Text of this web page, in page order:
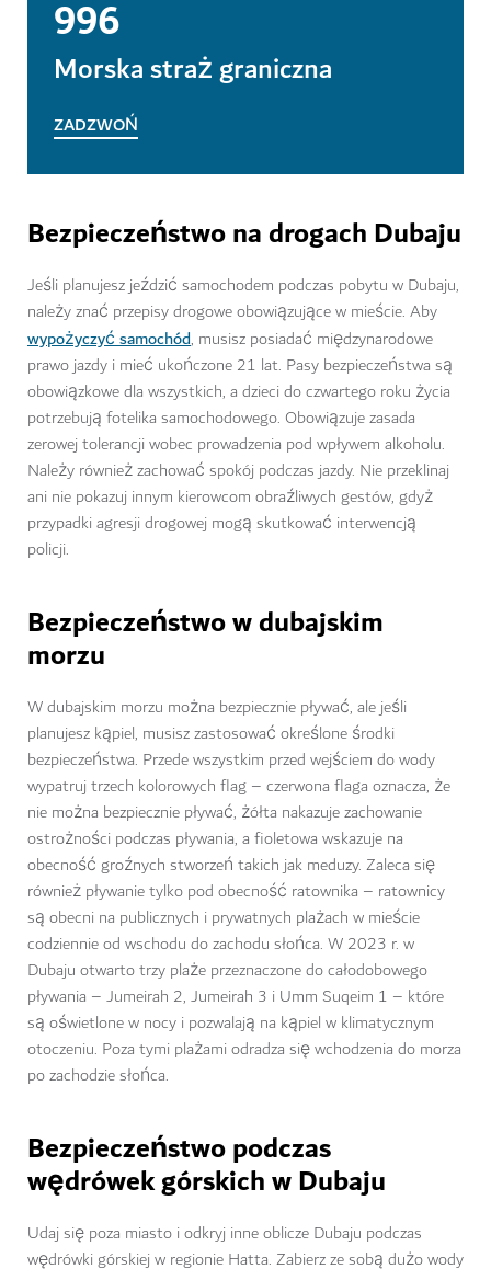
996
Morska straż graniczna
ZADZWOŃ
Bezpieczeństwo na drogach Dubaju
Jeśli planujesz jeździć samochodem podczas pobytu w Dubaju,
należy znać przepisy drogowe obowiązujące w mieście. Aby
wypożyczyć samochód, musisz posiadać międzynarodowe
prawo jazdy i mieć ukończone 21 lat. Pasy bezpieczeństwa są
obowiązkowe dla wszystkich, a dzieci do czwartego roku życia
potrzebują fotelika samochodowego. Obowiązuje zasada
zerowej tolerancji wobec prowadzenia pod wpływem alkoholu.
Należy również zachować spokój podczas jazdy. Nie przeklinaj
ani nie pokazuj innym kierowcom obraźliwych gestów, gdyż
przypadki agresji drogowej mogą skutkować interwencją
policji.
Bezpieczeństwo w dubajskim
morzu
W dubajskim morzu można bezpiecznie pływać, ale jeśli
planujesz kąpiel, musisz zastosować określone środki
bezpieczeństwa. Przede wszystkim przed wejściem do wody
wypatruj trzech kolorowych flag – czerwona flaga oznacza, że
nie można bezpiecznie pływać, żółta nakazuje zachowanie
ostrożności podczas pływania, a fioletowa wskazuje na
obecność groźnych stworzeń takich jak meduzy. Zaleca się
również pływanie tylko pod obecność ratownika – ratownicy
są obecni na publicznych i prywatnych plażach w mieście
codziennie od wschodu do zachodu słońca. W 2023 r. w
Dubaju otwarto trzy plaże przeznaczone do całodobowego
pływania – Jumeirah 2, Jumeirah 3 i Umm Suqeim 1 – które
są oświetlone w nocy i pozwalają na kąpiel w klimatycznym
otoczeniu. Poza tymi plażami odradza się wchodzenia do morza
po zachodzie słońca.
Bezpieczeństwo podczas
wędrówek górskich w Dubaju
Udaj się poza miasto i odkryj inne oblicze Dubaju podczas
wędrówki górskiej w regionie Hatta. Zabierz ze sobą dużo wody